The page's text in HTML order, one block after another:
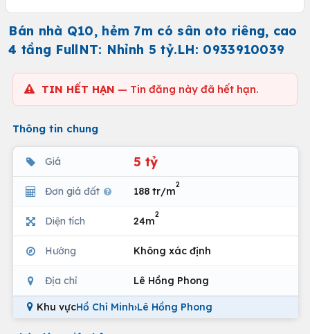
Bán nhà Q10, hẻm 7m có sân oto riêng, cao
4 tầng FullNT: Nhỉnh 5 tỷ.LH: 0933910039
TIN HẾT HẠN — Tin đăng này đã hết hạn.
Thông tin chung
Giá 5 tỷ
Đơn giá đất 188 tr/m
2
Diện tích 24m
2
Hướng Không xác định
Địa chỉ Lê Hồng Phong
Khu vựcHồ Chí Minh›Lê Hồng Phong